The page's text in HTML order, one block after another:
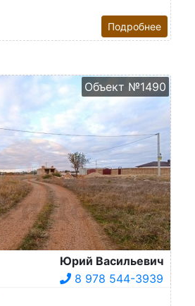
Подробнее
Объект №1490
Юрий Васильевич
8 978 544-3939